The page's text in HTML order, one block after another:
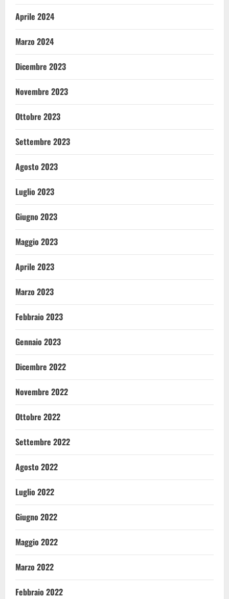
Aprile 2024
Marzo 2024
Dicembre 2023
Novembre 2023
Ottobre 2023
Settembre 2023
Agosto 2023
Luglio 2023
Giugno 2023
Maggio 2023
Aprile 2023
Marzo 2023
Febbraio 2023
Gennaio 2023
Dicembre 2022
Novembre 2022
Ottobre 2022
Settembre 2022
Agosto 2022
Luglio 2022
Giugno 2022
Maggio 2022
Marzo 2022
Febbraio 2022